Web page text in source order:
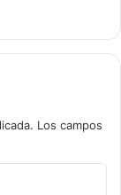
Los campos